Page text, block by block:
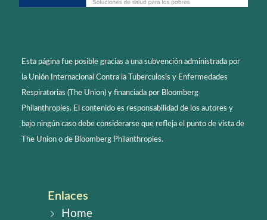
Esta página fue posible gracias a una subvención administrada por
la Unión Internacional Contra la Tuberculosis y Enfermedades
Respiratorias (The Union) y financiada por Bloomberg
Philanthropies. El contenido es responsabilidad de los autores y
bajo ningún caso debe considerarse que refleja el punto de vista de
The Union o de Bloomberg Philanthropies.
Enlaces
Home